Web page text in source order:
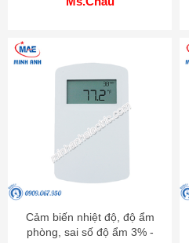
Cảm biến nhiệt độ, độ ẩm
phòng, sai số độ ẩm 3% -